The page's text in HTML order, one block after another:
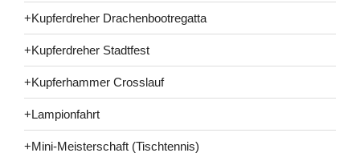
+Kupferdreher Drachenbootregatta
+Kupferdreher Stadtfest
+Kupferhammer Crosslauf
+Lampionfahrt
+Mini-Meisterschaft (Tischtennis)